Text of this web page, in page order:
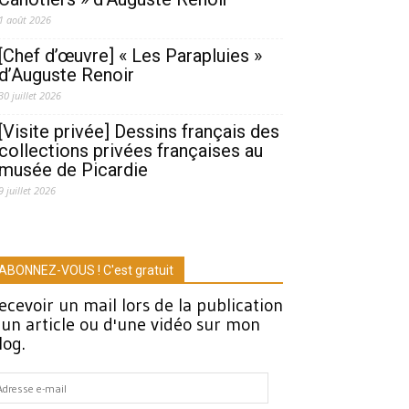
1 août 2026
[Chef d’œuvre] « Les Parapluies »
d’Auguste Renoir
juillet 2026
[Visite privée] Dessins français des
collections privées françaises au
musée de Picardie
juillet 2026
VOUS ! C'est gratuit
un mail lors de la publication
article ou d'une vidéo sur mon